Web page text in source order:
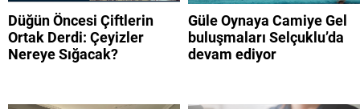
Düğün Öncesi Çiftlerin
Ortak Derdi: Çeyizler
Nereye Sığacak?
Güle Oynaya Camiye Gel
buluşmaları Selçuklu’da
devam ediyor